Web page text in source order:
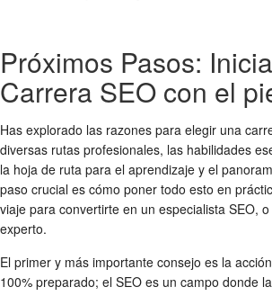
Próximos Pasos:
Carrera SEO con el
Has explorado las razones para elegir una
diversas rutas profesionales, las habilidades
la hoja de ruta para el aprendizaje y el
paso crucial es cómo poner todo esto en
viaje para convertirte en un especialista SEO,
experto.
El primer y más importante consejo es la
100% preparado; el SEO es un campo donde